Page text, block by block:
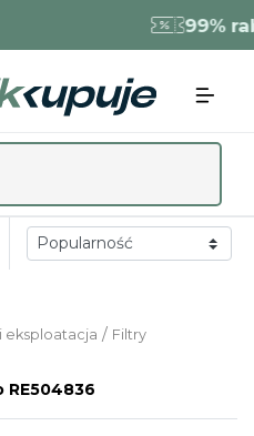
99%
Filtry
/
eksploatacja